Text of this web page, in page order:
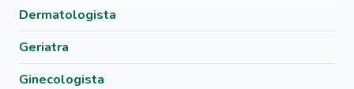
Dermatologista
Geriatra
Ginecologista